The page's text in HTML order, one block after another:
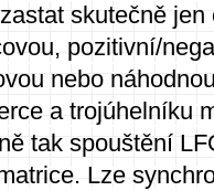
skutečně jen
pozitivní/
nebo
a trojúhelníku
tak spouštění
Lze